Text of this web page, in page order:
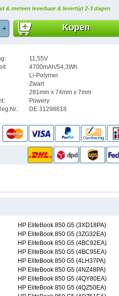
& meteen leverbaar & levertijd 2-3 dagen
+ Kopen
11,55V
4700mAh/54,3Wh
Li-Polymer
Zwart
281mm x 74mm x 7mm
Powery
DE 31298618
HP EliteBook 850 G5 (3XD18PA)
HP EliteBook 850 G5 (3ZG32EA)
HP EliteBook 850 G5 (4BC92EA)
HP EliteBook 850 G5 (4BC95EA)
HP EliteBook 850 G5 (4LH37PA)
HP EliteBook 850 G5 (4NZ48PA)
HP EliteBook 850 G5 (4QY80EA)
HP EliteBook 850 G5 (4QZ50EA)